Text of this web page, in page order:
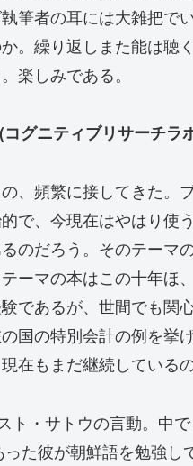
筆者の耳には大雑把で
。繰り返しまた能は聴
楽しみである。
グニティブリサーチラ
、頻繁に接してきた。
で、今現在はやはり使
のだろう。そのテーマ
ーマの本はこの十年ほ
であるが、世間でも関
国の特別会計の例を挙
在もまだ継続しているの
ト・サトウの言動。中
た彼が朝鮮語を勉強し